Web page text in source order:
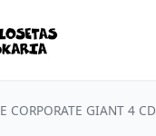
CORPORATE GIANT 4 CD